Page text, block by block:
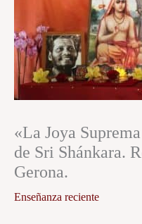
«La Joya
de Sri Shánkara.
Gerona.
Enseñanza reciente